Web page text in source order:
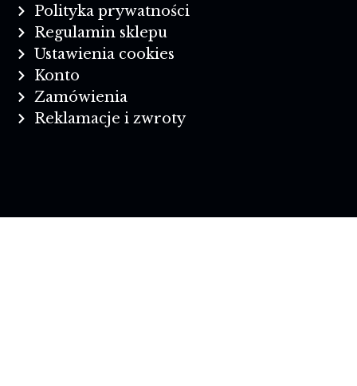
Polityka prywatności
Regulamin sklepu
Ustawienia cookies
Konto
Zamówienia
Reklamacje i zwroty